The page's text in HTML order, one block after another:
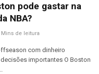
pode gastar na
NBA?
Mins de leitura
com dinheiro
importantes O Boston